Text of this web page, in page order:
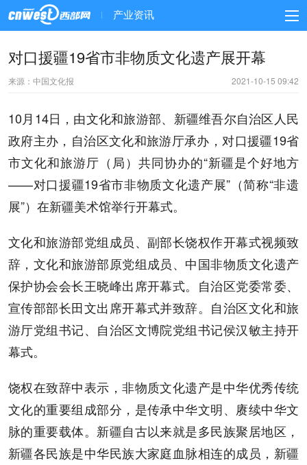
产业资讯
对口援疆19省市非物质文化遗产展开幕
来源：中国文化报 2021-10-15 09:42
10月14日，由文化和旅游部、新疆维吾尔自治区人民
政府主办，自治区文化和旅游厅承办，对口援疆19省
市文化和旅游厅（局）共同协办的“新疆是个好地方
——对口援疆19省市非物质文化遗产展”（简称“非遗
展”）在新疆美术馆举行开幕式。
文化和旅游部党组成员、副部长饶权作开幕式视频致
辞，文化和旅游部原党组成员、中国非物质文化遗产
保护协会会长王晓峰出席开幕式。自治区党委常委、
宣传部部长田文出席开幕式并致辞。自治区文化和旅
游厅党组书记、自治区文博院党组书记侯汉敏主持开
幕式。
饶权在致辞中表示，非物质文化遗产是中华优秀传统
文化的重要组成部分，是传承中华文明、赓续中华文
脉的重要载体。新疆自古以来就是多民族聚居地区，
新疆各民族是中华民族大家庭血脉相连的成员，新疆